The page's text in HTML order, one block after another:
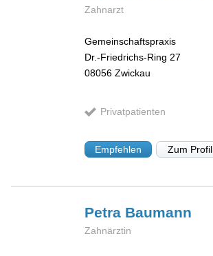
Zahnarzt
Gemeinschaftspraxis
Dr.-Friedrichs-Ring 27
08056 Zwickau
Privatpatienten
Empfehlen Zum Profil
Petra Baumann
Zahnärztin